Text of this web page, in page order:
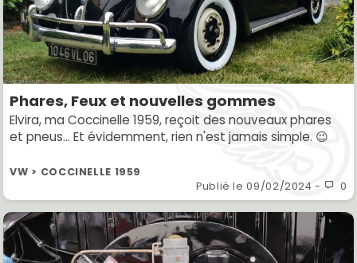
Phares, Feux et nouvelles gommes
Elvira, ma Coccinelle 1959, reçoit des nouveaux phares
et pneus... Et évidemment, rien n'est jamais simple. 😉
VW > COCCINELLE 1959
Publié le09/02/2024 - 0